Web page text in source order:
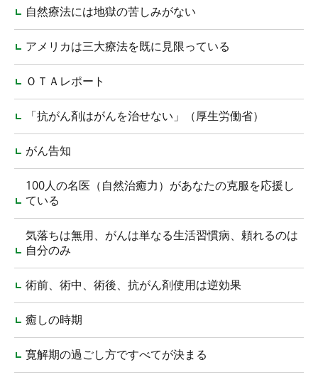
自然療法には地獄の苦しみがない
アメリカは三大療法を既に見限っている
ＯＴＡレポート
「抗がん剤はがんを治せない」（厚生労働省）
がん告知
100人の名医（自然治癒力）があなたの克服を応援し
ている
気落ちは無用、がんは単なる生活習慣病、頼れるのは
自分のみ
術前、術中、術後、抗がん剤使用は逆効果
癒しの時期
寛解期の過ごし方ですべてが決まる